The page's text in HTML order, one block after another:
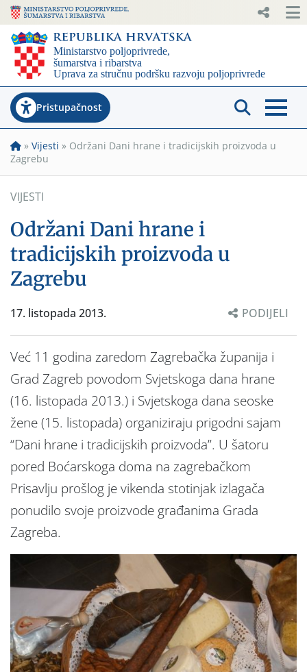
Pristupačnost
» Vijesti » Održani Dani hrane i tradicijskih proizvoda u
Zagrebu
VIJESTI
Održani Dani hrane i
tradicijskih proizvoda u
Zagrebu
17. listopada 2013. PODIJELI
Već 11 godina zaredom Zagrebačka županija i
Grad Zagreb povodom Svjetskoga dana hrane
(16. listopada 2013.) i Svjetskoga dana seoske
žene (15. listopada) organiziraju prigodni sajam
“Dani hrane i tradicijskih proizvoda”. U šatoru
pored Boćarskoga doma na zagrebačkom
Prisavlju prošlog je vikenda stotinjak izlagača
ponudilo svoje proizvode građanima Grada
Zagreba.